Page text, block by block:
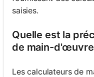
saisies.
Quelle est la
de main-
Les calculateurs de